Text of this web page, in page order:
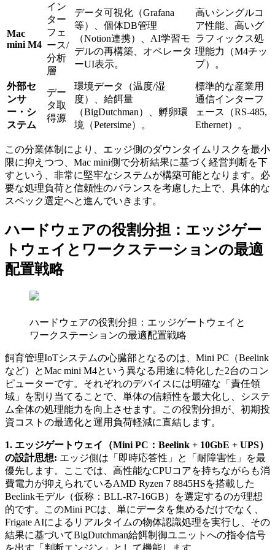
Mac
mini M4
イン
ター
フェ
ース/
分析
層
データ可視化（Grafana
等）、個体DB管理
（Notion連携）、AI学習モ
デルの再構築、オペレータ
ーUI表示。
高いシングルコ
ア性能、高いグ
ラフィックス処
理能力（M4チッ
プ）。
外部セ
ンサ
ー・シ
ステム
デー
タ取
得源
環境データ（温度/湿
度）、給餌量
（BigDutchman）、孵卵環
境（Petersime）。
標準的な産業用
通信インターフ
ェース（RS-485,
Ethernet）。
この分業体制により、エッジ側のダウンタイムリスクを最小
限に抑えつつ、Mac mini側で分析結果に基づく経営判断を下
すという、非常に堅牢なシステムが構築可能となります。必
要な処理負荷と信頼性のバランスを考慮した上で、具体的な
スペック選定へと進んでいきます。
ハードウェアの役割分担：エッジゲー
トウェイとワークステーションの最適
配置戦略
ハードウェアの役割分担：エッジゲートウェイと
ワークステーションの最適配置戦略
飼育管理IoTシステムの心臓部となるのは、Mini PC（Beelink
など）とMac mini M4という異なる用途に特化した2台のコン
ピューターです。それぞれのデバイスには明確な「責任領
域」を割り当てることで、単体の信頼性を最大化し、システ
ム全体の処理能力を向上させます。この役割分担が、初期投
資コストの最適化と運用負荷軽減に直結します。
1. エッジゲートウェイ（Mini PC：Beelink + 10GbE + UPS）
の設計思想: エッジ側は「即時応答性」と「耐障害性」を最
優先します。ここでは、高性能なCPUコアを持ちながらも消
費電力が抑えられているAMD Ryzen 7 8845HSを搭載した
Beelinkモデル（仮称：BLL-R7-16GB）を選定するのが理想
的です。このMini PCは、単にデータを集めるだけでなく、
Frigate AIによるリアルタイムの物体認識処理を実行し、その
結果に基づいてBigDutchman給餌制御ユニットへの指令信号